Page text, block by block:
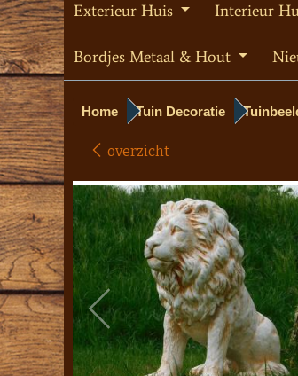
Exterieur Huis Interieur
Bordjes Metaal & Hout
Home Tuin Decoratie
overzicht